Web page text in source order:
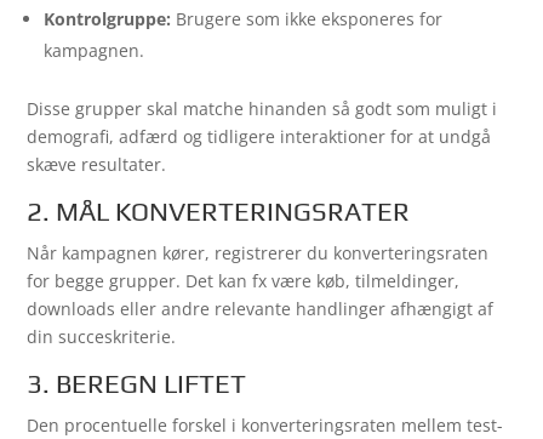
Kontrolgruppe: Brugere som ikke eksponeres for
kampagnen.
Disse grupper skal matche hinanden så godt som muligt i
demografi, adfærd og tidligere interaktioner for at undgå
skæve resultater.
2. MÅL KONVERTERINGSRATER
Når kampagnen kører, registrerer du konverteringsraten
for begge grupper. Det kan fx være køb, tilmeldinger,
downloads eller andre relevante handlinger afhængigt af
din succeskriterie.
3. BEREGN LIFTET
Den procentuelle forskel i konverteringsraten mellem test-